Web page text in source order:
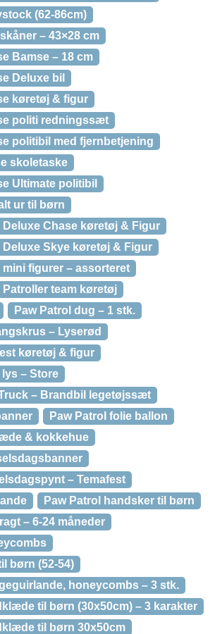
(62-86cm)
– 43×28 cm
Bamse – 18 cm
Deluxe bil
køretøj & figur
politi redningssæt
politibil med fjernbetjening
skoletaske
Ultimate politibil
ur til børn
Deluxe Chase køretøj & Figur
Deluxe Skye køretøj & Figur
mini figurer – assorteret
Patroller team køretøj
Paw Patrol dug – 1 stk.
– Lyserød
køretøj & figur
– Store
– Brandbil legetøjssæt
Paw Patrol folie ballon
& kokkehue
– Temafest
Paw Patrol handsker til børn
– 6-24 måneder
børn (52-54)
honeycombs – 3 stk.
til børn (30x50cm) – 3 karakter
til børn 30x50cm